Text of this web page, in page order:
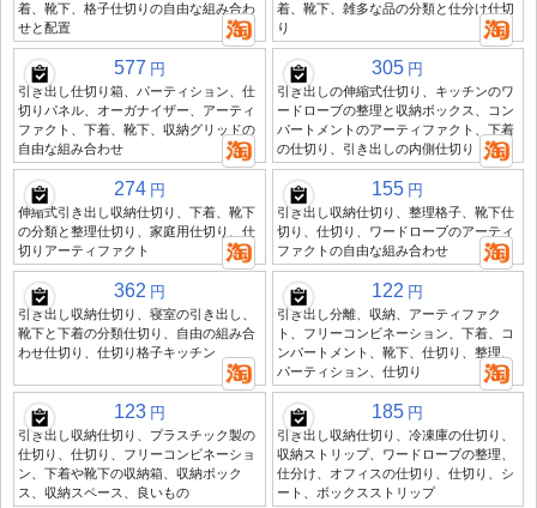
着、靴下、格子仕切りの自由な組み合わ
せと配置
着、靴下、雑多な品の分類と仕分け仕切
り
577 円
引き出し仕切り箱、パーティション、仕
切りパネル、オーガナイザー、アーティ
ファクト、下着、靴下、収納グリッドの
自由な組み合わせ
305 円
引き出しの伸縮式仕切り、キッチンのワ
ードローブの整理と収納ボックス、コン
パートメントのアーティファクト、下着
の仕切り、引き出しの内側仕切り
274 円
伸縮式引き出し収納仕切り、下着、靴下
の分類と整理仕切り、家庭用仕切り、仕
切りアーティファクト
155 円
引き出し収納仕切り、整理格子、靴下仕
切り、仕切り、ワードローブのアーティ
ファクトの自由な組み合わせ
362 円
引き出し収納仕切り、寝室の引き出し、
靴下と下着の分類仕切り、自由の組み合
わせ仕切り、仕切り格子キッチン
122 円
引き出し分離、収納、アーティファク
ト、フリーコンビネーション、下着、コ
ンパートメント、靴下、仕切り、整理、
パーティション、仕切り
123 円
引き出し収納仕切り、プラスチック製の
仕切り、仕切り、フリーコンビネーショ
ン、下着や靴下の収納箱、収納ボック
ス、収納スペース、良いもの
185 円
引き出し収納仕切り、冷凍庫の仕切り、
収納ストリップ、ワードローブの整理、
仕分け、オフィスの仕切り、仕切り、シ
ート、ボックスストリップ